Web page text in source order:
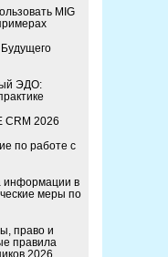
MIG
ЭДО:
CRM 2026
по работе с
информации в
меры по
право и
правила